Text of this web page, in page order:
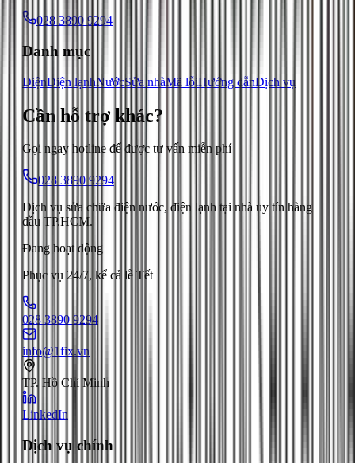
028 3890 9294
Danh mục
ĐiệnĐiện lạnhNướcSửa nhàMã lỗiHướng dẫnDịch vụ
Cần hỗ trợ khác?
Gọi ngay hotline để được tư vấn miễn phí
028 3890 9294
Dịch vụ sửa chữa điện nước, điện lạnh tại nhà uy tín hàng
đầu TP.HCM.
Đang hoạt động
Phục vụ 24/7, kể cả lễ Tết
028 3890 9294
info@1fix.vn
TP. Hồ Chí Minh
LinkedIn
Dịch vụ chính